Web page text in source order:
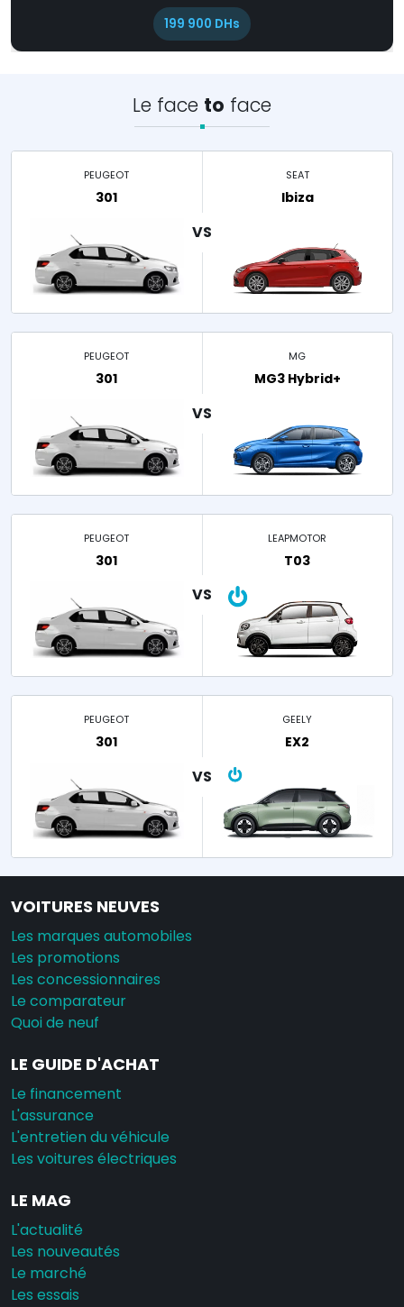
199 900 DHs
Le face to face
PEUGEOT
301
SEAT
Ibiza
PEUGEOT
301
MG
MG3 Hybrid+
PEUGEOT
301
LEAPMOTOR
T03
PEUGEOT
301
GEELY
EX2
VOITURES NEUVES
Les marques automobiles
Les promotions
Les concessionnaires
Le comparateur
Quoi de neuf
LE GUIDE D'ACHAT
Le financement
L'assurance
L'entretien du véhicule
Les voitures électriques
LE MAG
L'actualité
Les nouveautés
Le marché
Les essais